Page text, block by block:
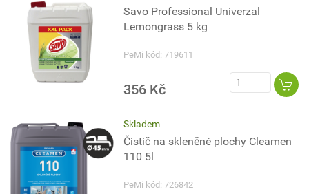
Savo Professional Univerzal
Lemongrass 5 kg
PeMi kód: 719611
356 Kč
Skladem
Čistič na skleněné plochy Cleamen
110 5l
PeMi kód: 726842